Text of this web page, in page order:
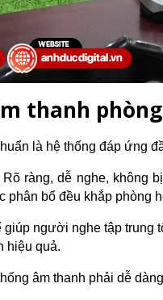
thanh
là hệ thống đáp ứng
Rõ ràng, dễ nghe, không
phân bố đều khắp phòng
giúp người nghe tập trung
hiệu quả.
âm thanh phải dễ